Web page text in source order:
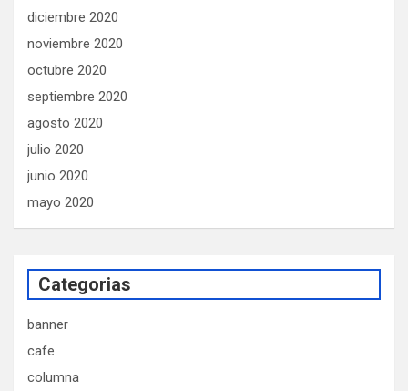
diciembre 2020
noviembre 2020
octubre 2020
septiembre 2020
agosto 2020
julio 2020
junio 2020
mayo 2020
Categorias
banner
cafe
columna